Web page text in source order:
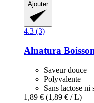
Ajouter
4.3 (3)
Alnatura
Saveur douce
Polyvalente
Sans lactose ni
1,89 € (1,89 € / L)